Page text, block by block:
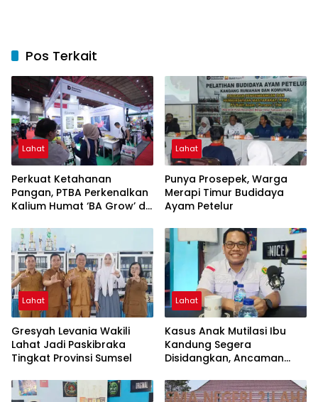
Pos Terkait
Lahat
Perkuat Ketahanan
Pangan, PTBA Perkenalkan
Kalium Humat ‘BA Grow’ di
Lahat
Punya Prosepek, Warga
Merapi Timur Budidaya
Ayam Petelur
Lahat
Gresyah Levania Wakili
Lahat Jadi Paskibraka
Tingkat Provinsi Sumsel
Lahat
Kasus Anak Mutilasi Ibu
Kandung Segera
Disidangkan, Ancaman